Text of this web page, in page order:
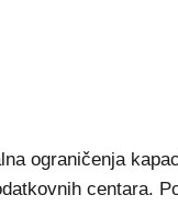
ograničenja
centara.